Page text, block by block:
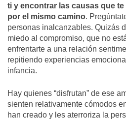
ti y encontrar las causas que
por el mismo camino.
personas inalcanzables. Quizás
miedo al compromiso, que no
enfrentarte a una relación
repitiendo experiencias
infancia.
Hay quienes “disfrutan” de ese
sienten relativamente cómodos
han creado y les aterroriza la